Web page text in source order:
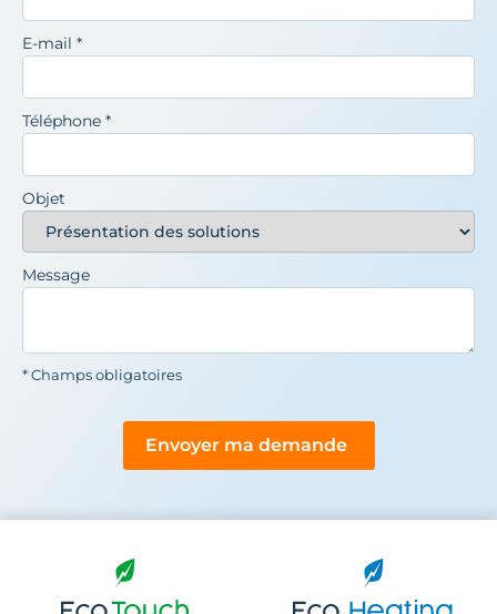
E-mail *
Téléphone *
Objet
Message
* Champs obligatoires
Envoyer ma demande